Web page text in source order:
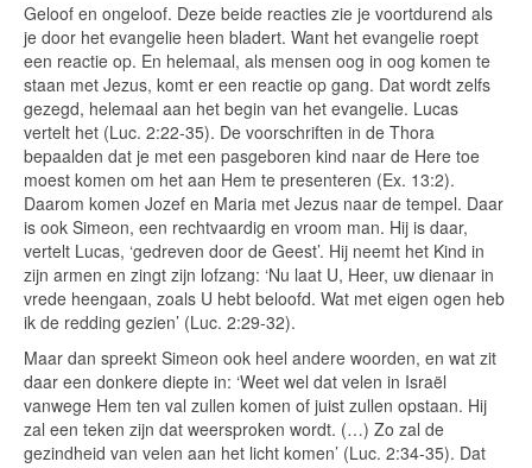
Geloof en ongeloof. Deze beide reacties zie je voortdurend als
je door het evangelie heen bladert. Want het evangelie roept
een reactie op. En helemaal, als mensen oog in oog komen te
staan met Jezus, komt er een reactie op gang. Dat wordt zelfs
gezegd, helemaal aan het begin van het evangelie. Lucas
vertelt het (Luc. 2:22-35). De voorschriften in de Thora
bepaalden dat je met een pasgeboren kind naar de Here toe
moest komen om het aan Hem te presenteren (Ex. 13:2).
Daarom komen Jozef en Maria met Jezus naar de tempel. Daar
is ook Simeon, een rechtvaardig en vroom man. Hij is daar,
vertelt Lucas, ‘gedreven door de Geest’. Hij neemt het Kind in
zijn armen en zingt zijn lofzang: ‘Nu laat U, Heer, uw dienaar in
vrede heengaan, zoals U hebt beloofd. Wat met eigen ogen heb
ik de redding gezien’ (Luc. 2:29-32).
Maar dan spreekt Simeon ook heel andere woorden, en wat zit
daar een donkere diepte in: ‘Weet wel dat velen in Israël
vanwege Hem ten val zullen komen of juist zullen opstaan. Hij
zal een teken zijn dat weersproken wordt. (…) Zo zal de
gezindheid van velen aan het licht komen’ (Luc. 2:34-35). Dat